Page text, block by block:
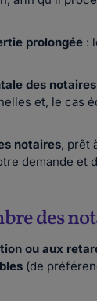
prolongée :
des notaires
et, le cas
notaires, prêt
demande et
des
ou aux
(de